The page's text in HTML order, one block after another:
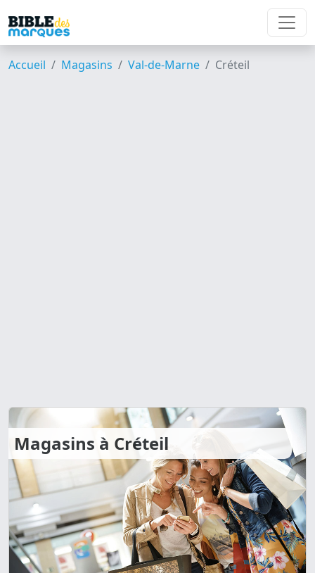
Accueil Magasins Val-de-Marne Créteil
Magasins à Créteil